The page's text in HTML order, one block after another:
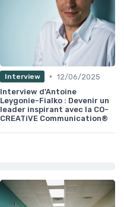
Interview • 12/06/2025
Interview d'Antoine
Leygonie-Fialko : Devenir un
leader inspirant avec la CO-
CREATiVE Communication®